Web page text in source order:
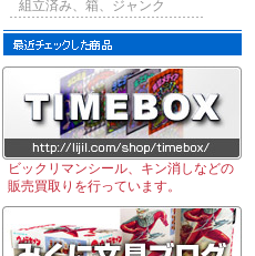
組立済み、箱、ジャンク
ビックリマンシール、キン消しなどの
販売買取りを行っています。